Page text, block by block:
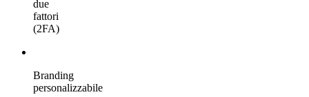
due
fattori
(2FA)
Branding
personalizzabile